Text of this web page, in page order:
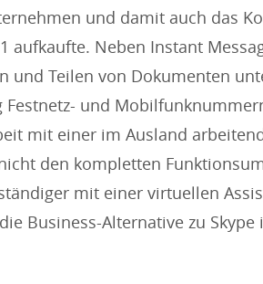
und damit auch das
aufkaufte. Neben Instant
und Teilen von Dokumenten
Festnetz- und
mit einer im Ausland
den kompletten
mit einer virtuellen
Business-Alternative zu